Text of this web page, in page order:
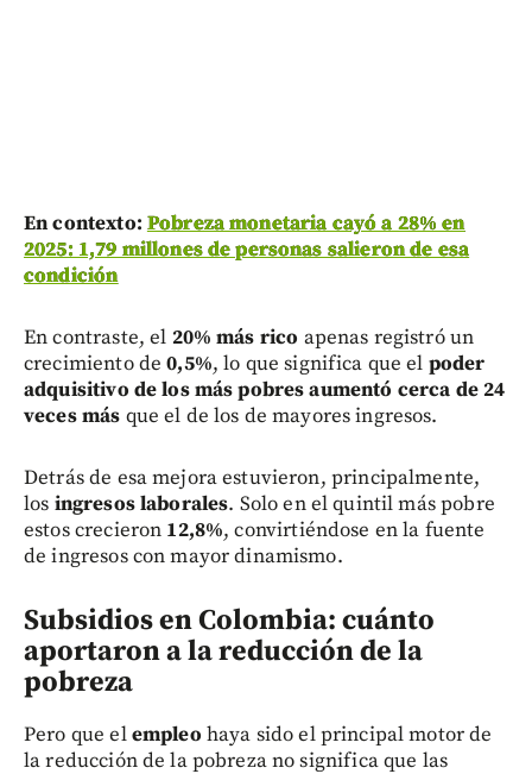
En contexto: Pobreza monetaria cayó a 28% en
2025: 1,79 millones de personas salieron de esa
condición
En contraste, el 20% más rico apenas registró un
crecimiento de0,5%, lo que significa que el poder
adquisitivo de los más pobres aumentó cerca de 24
veces más que el de los de mayores ingresos.
Detrás de esa mejora estuvieron, principalmente,
los ingresos laborales. Solo en el quintil más pobre
estos crecieron 12,8%, convirtiéndose en la fuente
de ingresos con mayor dinamismo.
Subsidios en Colombia: cuánto
aportaron a la reducción de la
pobreza
Pero que elempleo haya sido el principal motor de
la reducción de la pobreza no significa que las